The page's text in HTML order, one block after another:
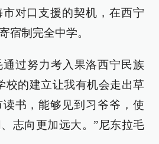
对口支援的契机，在西宁
宿制完全中学。
通过努力考入果洛西宁民族
校的建立让我有机会走出草
书，能够见到习爷爷，使
志向更加远大。”尼东拉毛